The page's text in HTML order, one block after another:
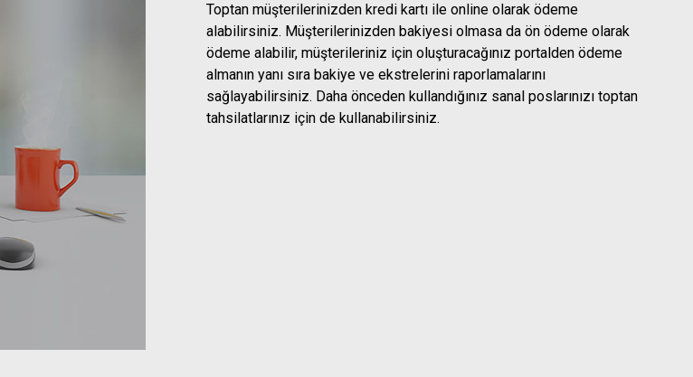
Toptan müşterilerinizden kredi kartı ile online olarak ödeme
alabilirsiniz. Müşterilerinizden bakiyesi olmasa da ön ödeme olarak
ödeme alabilir, müşterileriniz için oluşturacağınız portalden ödeme
almanın yanı sıra bakiye ve ekstrelerini raporlamalarını
sağlayabilirsiniz. Daha önceden kullandığınız sanal poslarınızı toptan
tahsilatlarınız için de kullanabilirsiniz.